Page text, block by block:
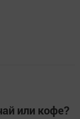
или кофе?